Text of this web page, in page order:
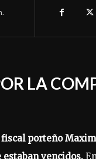
LA
porteño
vencidos.